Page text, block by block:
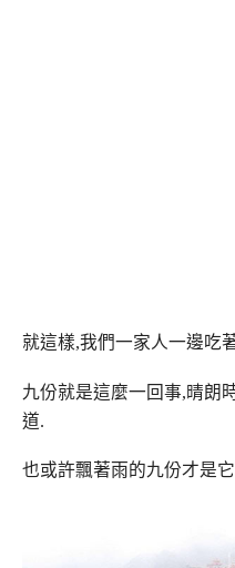
就這樣,我們一家人一邊吃
九份就是這麼一回事,晴朗
道.
也或許飄著雨的九份才是